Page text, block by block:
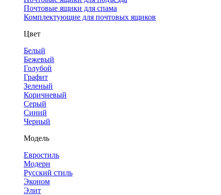
Почтовые ящики для спама
Комплектующие для почтовых ящиков
Цвет
Белый
Бежевый
Голубой
Графит
Зеленый
Коричневый
Серый
Синий
Черный
Модель
Евростиль
Модерн
Русский стиль
Эконом
Элит